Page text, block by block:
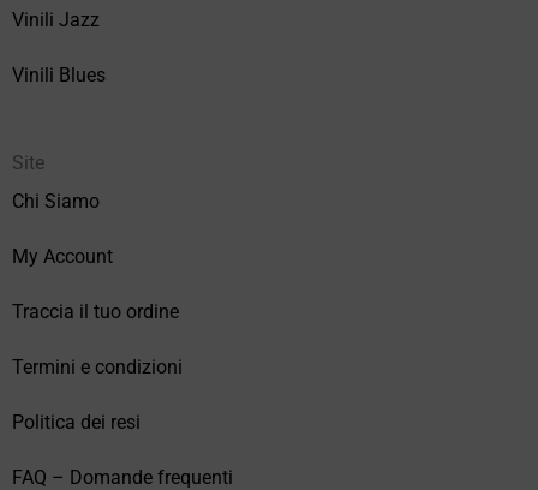
Vinili Jazz
Vinili Blues
Site
Chi Siamo
My Account
Traccia il tuo ordine
Termini e condizioni
Politica dei resi
FAQ – Domande frequenti